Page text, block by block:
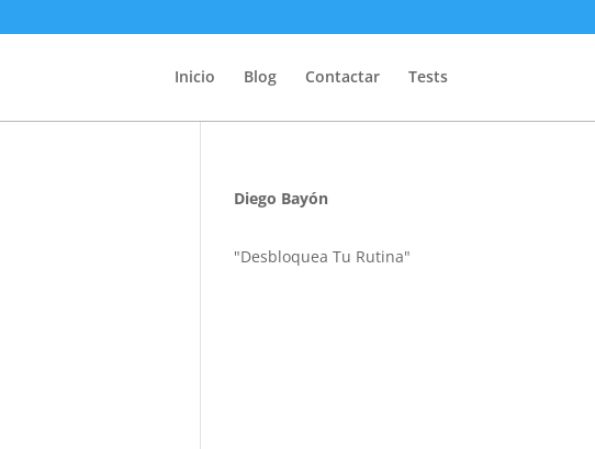
Inicio Blog Contactar Tests
Diego Bayón
"Desbloquea Tu Rutina"